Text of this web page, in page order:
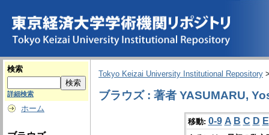
検索
詳細検索
ホーム
Tokyo Keizai University Institutional Repository
ブラウズ : 著者 YASUMARU,
移動: 0-9 A B C D E